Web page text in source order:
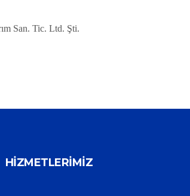
San. Tic. Ltd. Şti.
HİZMETLERİMİZ